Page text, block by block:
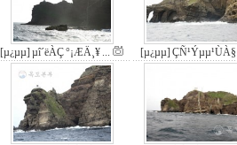
[µ¿µµ] µî´ëÀÇ °¡ÆÄ¸¥ ... [µ¿µµ] ÇÑ¹Ýµµ¹ÙÀ§